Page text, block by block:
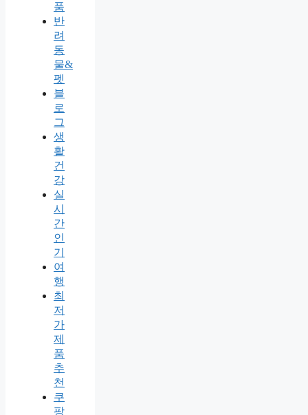
품
반
려
동
물&
펫
블
로
그
생
활
건
강
실
시
간
인
기
여
행
최
저
가
제
품
추
천
쿠
팡